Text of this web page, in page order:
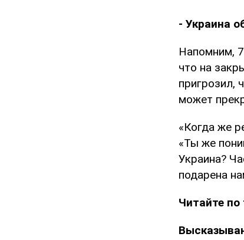
- Украина
Напомним,
что на
пригрозил,
может
«Когда же
«Ты же
Украина?
подарена
Читайте по